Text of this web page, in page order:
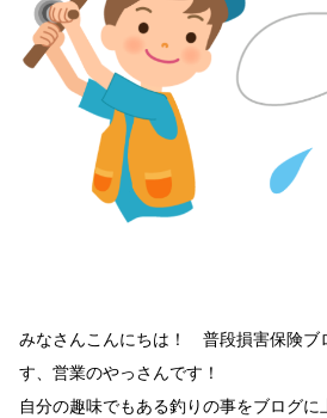
みなさんこんにちは！ 普段損害保険ブ
す、営業のやっさんです！
自分の趣味でもある釣りの事をブログ